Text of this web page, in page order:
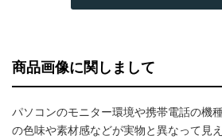
商品画像に関しまして
パソコンのモニター環境や携帯電話の機
の色味や素材感などが実物と異なって見